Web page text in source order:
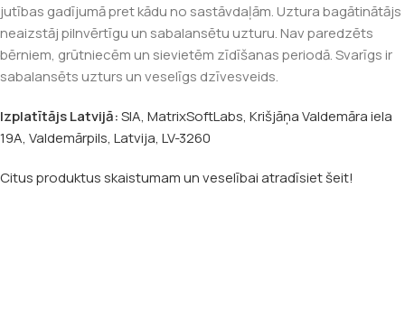
jutības gadījumā pret kādu no sastāvdaļām. Uztura bagātinātājs
neaizstāj pilnvērtīgu un sabalansētu uzturu. Nav paredzēts
bērniem, grūtniecēm un sievietēm zīdīšanas periodā. Svarīgs ir
sabalansēts uzturs un veselīgs dzīvesveids.
Izplatītājs Latvijā:SIA, MatrixSoftLabs, Krišjāņa Valdemāra iela
19A, Valdemārpils, Latvija, LV-3260
Citus produktus skaistumam un veselībai atradīsiet šeit!